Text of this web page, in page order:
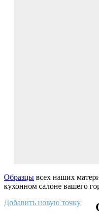
Образцы всех наших
кухонном салоне вашего
Добавить новую точку